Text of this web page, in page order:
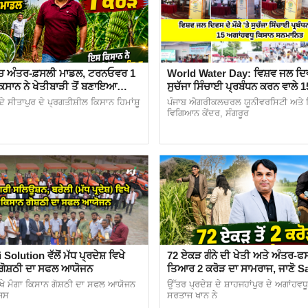
ਦਿਵਸ ਦਾ ਆਯੋਜਨ
ਵੱਲੋਂ 7.50 ਲੱਖ ਰੁਪਏ ਮਨਜ਼ੂਰ
ਸੁਚੱਜੀ ਵਰਤੋਂ ਬਾਰੇ ਵਧੀਆ ਜਾਣਕਾਰੀ
ਦਾ ਪ੍ਰਬੰਧ
ਸਾਂਝੇ, 15 ਮਈ ਤੱਕ ਕਰੋ ਬਿਜਾਈ
ਦੀ ਸਿਖਲਾਈ
ਕੋਰਸ ਦਾ ਪ੍ਰਬੰਧ
Program
ਦੋ ਰੋਜ਼ਾ ਸਿਖਲਾਈ ਕੈਂਪ
ਪਾਇਆ ਅਤੇ ਕਿਸਾਨਾਂ ਨੂੰ ਪ੍ਰੇਰਿਤ ਕੀਤਾ
ਆਯੋਜਨ
ਦੇ Krishi Vigyan Kendra ਤੋਂ ਰਵਾਨਾ, ਪ੍ਰੋਗਰਾਮ ਦੌਰਾਨ ਵੱਡੀ
ਸਲਾਹਕਾਰ ਕਮੇਟੀ ਦੀ ਮੀਟਿੰਗ
ਅੰਤਰ-ਫ਼ਸਲੀ ਮਾਡਲ, ਟਰਨਓਵਰ 1
ਨੇ ਖੇਤੀਬਾੜੀ ਤੋਂ ਬਣਾਇਆ
ਦੇ ਪ੍ਰਗਤੀਸ਼ੀਲ ਕਿਸਾਨ ਹਿਮਾਂਸ਼ੂ
Solution ਵੱਲੋਂ ਮੱਧ ਪ੍ਰਦੇਸ਼ ਵਿਖੇ
ਗੋਸ਼ਠੀ ਦਾ ਸਫਲ ਆਯੋਜਨ
ਮੈਗਾ ਕਿਸਾਨ ਗੋਸ਼ਠੀ ਦਾ ਸਫਲ ਆਯੋਜਨ
World Water Day: ਵਿਸ਼ਵ ਜਲ
ਸੁਚੱਜਾ ਸਿੰਚਾਈ ਪ੍ਰਬੰਧਨ ਕਰਨ ਵਾਲੇ
ਕਿਸਾਨ ਸਨਮਾਨਿਤ
ਪੰਜਾਬ ਐਗਰੀਕਲਚਰਲ ਯੂਨੀਵਰਸਿਟੀ ਅਤੇ
ਵਿਗਿਆਨ ਕੇਂਦਰ, ਸੰਗਰੂਰ
72 ਏਕੜ ਗੰਨੇ ਦੀ ਖੇਤੀ ਅਤੇ ਅੰਤਰ-
ਤਿਆਰ 2 ਕਰੋੜ ਦਾ ਸਾਮਰਾਜ, ਜਾਣੋ
ਦੀ ਕਾਮਯਾਬੀ ਦਾ ਰਾਜ
ਉੱਤਰ ਪ੍ਰਦੇਸ਼ ਦੇ ਸ਼ਾਹਜਹਾਂਪੁਰ ਦੇ ਅਗਾਂਹਵਧੂ
ਸਰਤਾਜ ਖਾਨ ਨੇ